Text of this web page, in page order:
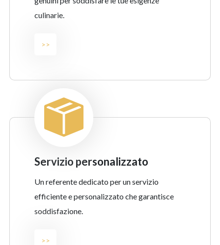
culinarie.
>>
servizio personalizzato
Un referente dedicato per un servizio
efficiente e personalizzato che garantisce
soddisfazione.
>>